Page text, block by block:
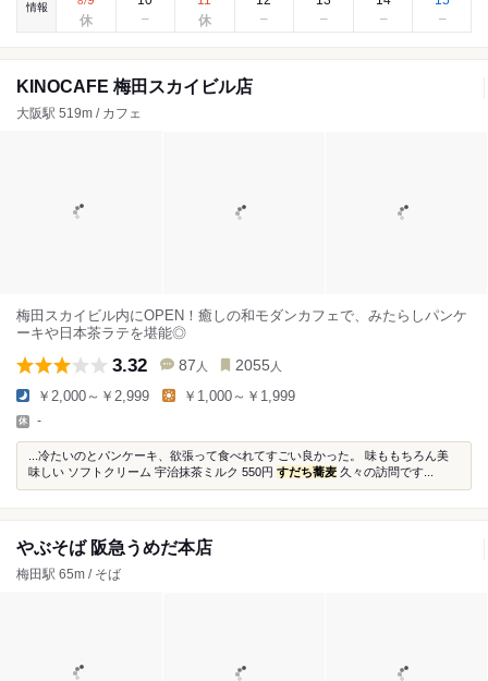
情報
KINOCAFE 梅田スカイビル店
大阪駅 519m / カフェ
梅田スカイビル内にOPEN！癒しの和モダンカフェで、みたらしパンケ
ーキや日本茶ラテを堪能◎
3.32 87 人 2055 人
￥2,000～￥2,999 ￥1,000～￥1,999
-
...冷たいのとパンケーキ、欲張って食べれてすごい良かった。 味ももちろん美
味しい ソフトクリーム 宇治抹茶ミルク 550円 すだち蕎麦 久々の訪問です...
やぶそば 阪急うめだ本店
梅田駅 65m / そば